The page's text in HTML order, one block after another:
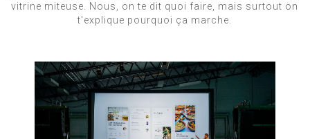
vitrine miteuse. Nous, on te dit quoi faire, mais surtout on
t'explique pourquoi ça marche.